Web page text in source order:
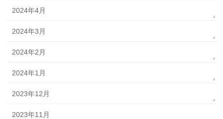
2024年4月
2024年3月
2024年2月
2024年1月
2023年12月
2023年11月